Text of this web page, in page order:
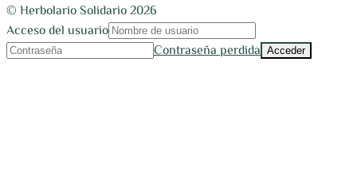
© Herbolario Solidario 2026
Acceso del usuario
Contraseña perdida